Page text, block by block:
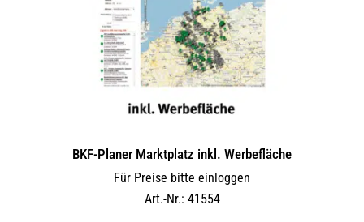
BKF-Planer Marktplatz inkl. Werbefläche
Für Preise bitte einloggen
Art.-Nr.: 41554